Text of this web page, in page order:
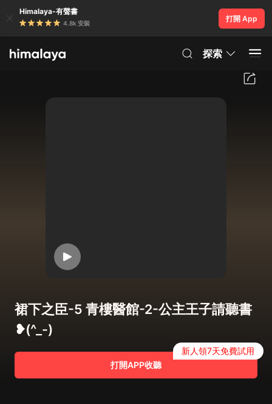
Himalaya-有聲書
4.8k 安裝
打開 App
探索
裙下之臣-5 青樓醫館-2-公主王子請聽書
❥(^_-)
打開APP收聽
新人領7天免費試用